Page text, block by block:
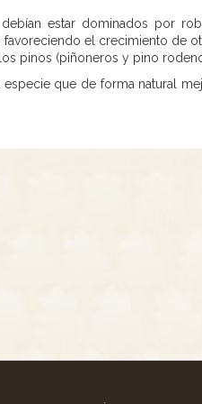
estar dominados por
el crecimiento de
pinos (piñoneros y pino
que de forma natural